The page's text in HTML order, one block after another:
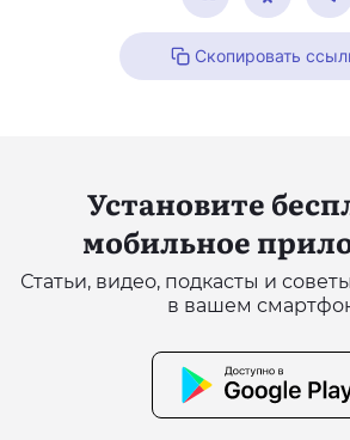
Скопировать
Установите
мобильное
Статьи, видео, подкасты и
в вашем